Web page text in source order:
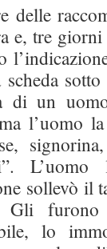
delle
e, tre
scheda
di un
l’uomo
sollevò il
Gli
lo